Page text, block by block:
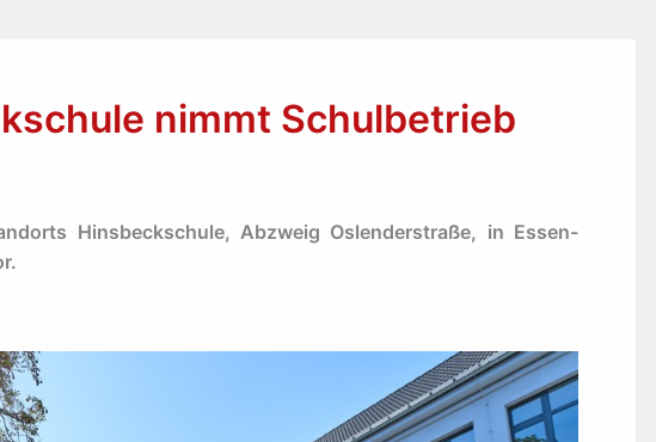
nimmt Schulbetrieb
Hinsbeckschule, Abzweig Oslenderstraße, in Essen-